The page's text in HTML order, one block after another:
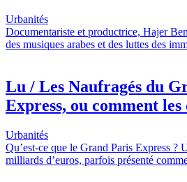
Urbanités
Documentariste et productrice, Hajer
des musiques arabes et des luttes des
Lu / Les Naufragés du
Express, ou comment les
Urbanités
Qu’est-ce que le Grand Paris Express ?
milliards d’euros, parfois présenté